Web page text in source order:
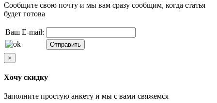
Сообщите свою почту и мы вам сразу сообщим, когда статья
будет готова
Ваш E-mail:
×
Хочу скидку
Заполните простую анкету и мы с вами свяжемся